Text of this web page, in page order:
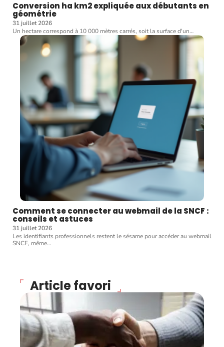
Conversion ha km2 expliquée aux débutants en
géométrie
31 juillet 2026
Un hectare correspond à 10 000 mètres carrés, soit la surface d'un…
Comment se connecter au webmail de la SNCF :
conseils et astuces
31 juillet 2026
Les identifiants professionnels restent le sésame pour accéder au webmail
SNCF, même…
Article favori